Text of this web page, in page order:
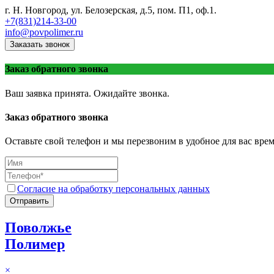
г. Н. Новгород, ул. Белозерская, д.5, пом. П1, оф.1.
+7(831)214-33-00
info@povpolimer.ru
Заказать звонок
Заказ обратного звонка
Ваш заявка принята. Ожидайте звонка.
Заказ обратного звонка
Оставьте свой телефон и мы перезвоним в удобное для вас
Согласие на обработку персональных данных
Отправить
Поволжье
Полимер
×